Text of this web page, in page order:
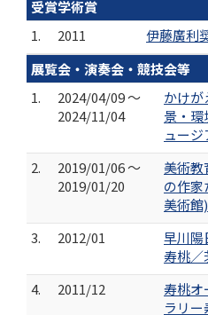
受賞学術賞
1.
2011
伊藤廣利
展覧会・演奏会・競技会等
1.
2024/04/09 ～
2024/11/04
かけ
景・環
ュージ
2.
2019/01/06 ～
2019/01/20
美術教
の作家
美術館)
3.
2012/01
早川陽
寿桃／
4.
2011/12
寿桃オ
ラリ